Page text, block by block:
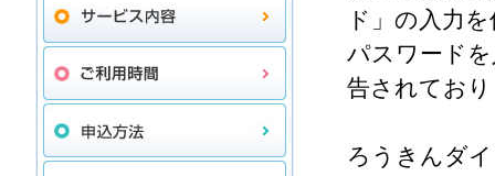
ド」の入力
パスワード
告されてお
ろうきんダ